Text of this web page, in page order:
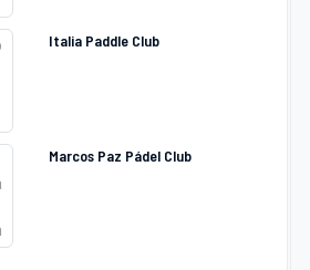
Italia Paddle Club
Marcos Paz Pádel Club